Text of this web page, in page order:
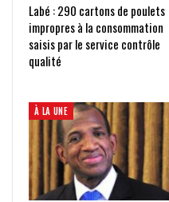
Labé : 290 cartons de poulets
impropres à la consommation
saisis par le service contrôle
qualité
À LA UNE